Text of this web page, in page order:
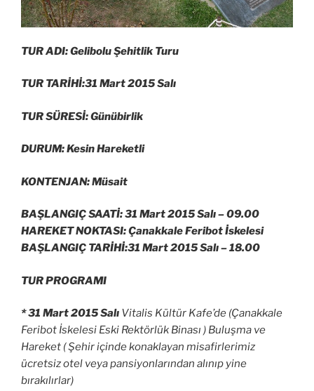
TUR ADI: Gelibolu Şehitlik Turu
TUR TARİHİ:31 Mart 2015 Salı
TUR SÜRESİ: Günübirlik
DURUM: Kesin Hareketli
KONTENJAN: Müsait
BAŞLANGIÇ SAATİ: 31 Mart 2015 Salı –09.00
HAREKET NOKTASI: Çanakkale Feribot İskelesi
BAŞLANGIÇ TARİHİ:31 Mart 2015 Salı –18.00
TUR PROGRAMI
* 31 Mart 2015 Salı Vitalis Kültür Kafe’de (Çanakkale
Feribot İskelesi Eski Rektörlük Binası ) Buluşma ve
Hareket ( Şehir içinde konaklayan misafirlerimiz
ücretsiz otel veya pansiyonlarından alınıp yine
bırakılırlar)